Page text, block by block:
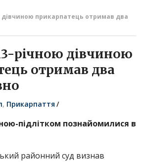
дівчиною прикарпатець отримав два
річною дівчиною
отримав два
, Прикарпаття /
підлітком познайомилися в
районний суд визнав